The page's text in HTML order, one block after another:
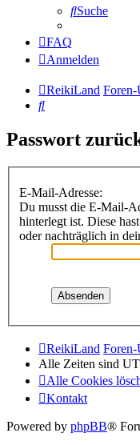
Suche
FAQ
Anmelden
ReikiLand Foren-
Suche
Passwort
E-Mail-Adresse:
Du musst die E-Mail-
hinterlegt ist. Diese
oder nachträglich in
ReikiLand Foren-
Alle Zeiten sind
Alle Cookies
Kontakt
Powered by phpBB®